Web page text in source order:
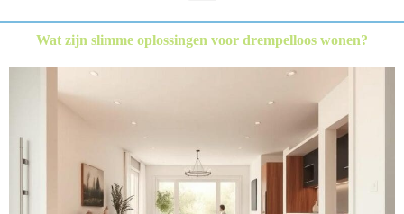
Wat zijn slimme oplossingen voor drempelloos wonen?